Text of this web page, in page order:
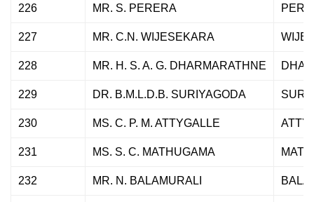
226 MR. S. PERERA
227 MR. C.N. WIJESEKARA
228 MR. H. S. A. G. DHARMARATHNE
229 DR. B.M.L.D.B. SURIYAGODA
230 MS. C. P. M. ATTYGALLE
231 MS. S. C. MATHUGAMA
232 MR. N. BALAMURALI